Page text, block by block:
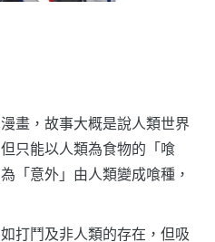
畫，故事大概是說人類世界
只能以人類為食物的「喰
「意外」由人類變成喰種，
打鬥及非人類的存在，但吸